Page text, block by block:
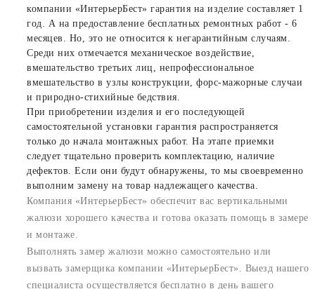
компании «ИнтерьерБест» гарантия на изделие составляет 1
год. А на предоставление бесплатных ремонтных работ - 6
месяцев. Но, это не относится к негарантийным случаям.
Среди них отмечается механическое воздействие,
вмешательство третьих лиц, непрофессиональное
вмешательство в узлы конструкции, форс-мажорные случаи
и природно-стихийные бедствия.
При приобретении изделия и его последующей
самостоятельной установки гарантия распространяется
только до начала монтажных работ. На этапе приемки
следует тщательно проверить комплектацию, наличие
дефектов. Если они будут обнаружены, то мы своевременно
выполним замену на товар надлежащего качества.
Компания «ИнтерьерБест» обеспечит вас вертикальными
жалюзи хорошего качества и готова оказать помощь в замере
и монтаже.
Выполнять замер жалюзи можно самостоятельно или
вызвать замерщика компании «ИнтерьерБест». Выезд нашего
специалиста осуществляется бесплатно в день вашего